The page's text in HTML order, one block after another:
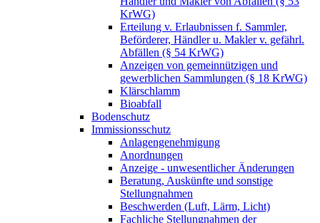
KrWG)
Erteilung v. Erlaubnissen f. Sammler,
Beförderer, Händler u. Makler v. gefährl.
Abfällen (§ 54 KrWG)
Anzeigen von gemeinnützigen und
gewerblichen Sammlungen (§ 18 KrWG)
Klärschlamm
Bioabfall
Bodenschutz
Immissionsschutz
Anlagengenehmigung
Anordnungen
Anzeige - unwesentlicher Änderungen
Beratung, Auskünfte und sonstige
Stellungnahmen
Beschwerden (Luft, Lärm, Licht)
Fachliche Stellungnahmen der